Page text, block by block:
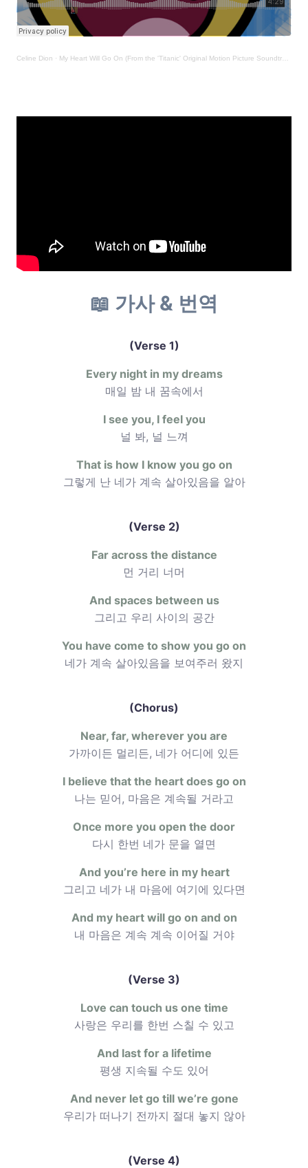
Celine Dion · My Heart Will Go On (From the 'Titanic' Original Motion Picture Soundtrack)
📖 가사 & 번역
(Verse 1)
Every night in my dreams
매일 밤 내 꿈속에서
I see you, I feel you
널 봐, 널 느껴
That is how I know you go on
그렇게 난 네가 계속 살아있음을 알아
(Verse 2)
Far across the distance
먼 거리 너머
And spaces between us
그리고 우리 사이의 공간
You have come to show you go on
네가 계속 살아있음을 보여주러 왔지
(Chorus)
Near, far, wherever you are
가까이든 멀리든, 네가 어디에 있든
I believe that the heart does go on
나는 믿어, 마음은 계속될 거라고
Once more you open the door
다시 한번 네가 문을 열면
And you’re here in my heart
그리고 네가 내 마음에 여기에 있다면
And my heart will go on and on
내 마음은 계속 계속 이어질 거야
(Verse 3)
Love can touch us one time
사랑은 우리를 한번 스칠 수 있고
And last for a lifetime
평생 지속될 수도 있어
And never let go till we’re gone
우리가 떠나기 전까지 절대 놓지 않아
(Verse 4)